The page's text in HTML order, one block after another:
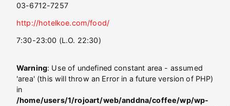
03-6712-7257
http://hotelkoe.com/food/
7:30-23:00 (L.O. 22:30)
Warning: Use of undefined constant area - assumed
'area' (this will throw an Error in a future version of PHP)
in
/home/users/1/rojoart/web/anddna/coffee/wp/wp-